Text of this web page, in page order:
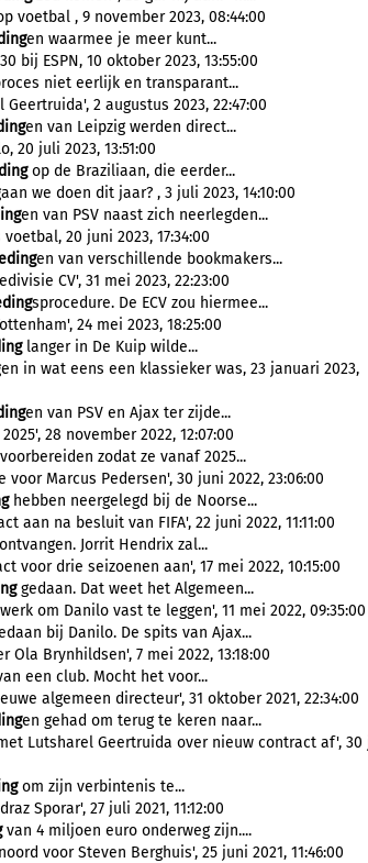
voetbal , 9 november 2023, 08:44:00
en waarmee je meer kunt...
bij ESPN, 10 oktober 2023, 13:55:00
niet eerlijk en transparant...
2 augustus 2023, 22:47:00
en van Leipzig werden direct...
20 juli 2023, 13:51:00
op de Braziliaan, die eerder...
we doen dit jaar? , 3 juli 2023, 14:10:00
en van PSV naast zich neerlegden...
20 juni 2023, 17:34:00
en van verschillende bookmakers...
CV', 31 mei 2023, 22:23:00
sprocedure. De ECV zou hiermee...
24 mei 2023, 18:25:00
langer in De Kuip wilde...
in wat eens een klassieker was, 23 januari 2023,
en van PSV en Ajax ter zijde...
28 november 2022, 12:07:00
zodat ze vanaf 2025...
Marcus Pedersen', 30 juni 2022, 23:06:00
hebben neergelegd bij de Noorse...
aan na besluit van FIFA', 22 juni 2022, 11:11:00
Jorrit Hendrix zal...
voor drie seizoenen aan', 17 mei 2022, 10:15:00
gedaan. Dat weet het Algemeen...
om Danilo vast te leggen', 11 mei 2022, 09:35:00
bij Danilo. De spits van Ajax...
Brynhildsen', 7 mei 2022, 13:18:00
een club. Mocht het voor...
algemeen directeur', 31 oktober 2021, 22:34:00
en gehad om terug te keren naar...
Lutsharel Geertruida over nieuw contract af', 30
om zijn verbintenis te...
Sporar', 27 juli 2021, 11:12:00
van 4 miljoen euro onderweg zijn....
voor Steven Berghuis', 25 juni 2021, 11:46:00